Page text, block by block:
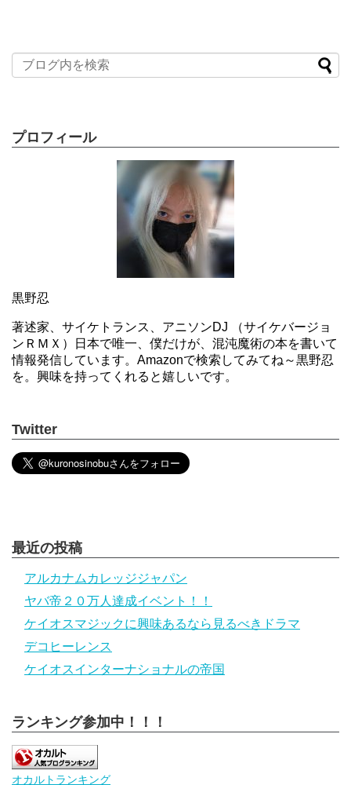
プロフィール
黒野忍
著述家、サイケトランス、アニソンDJ （サイケバージョ
ンＲＭＸ）日本で唯一、僕だけが、混沌魔術の本を書いて
情報発信しています。Amazonで検索してみてね～黒野忍
を。興味を持ってくれると嬉しいです。
Twitter
最近の投稿
アルカナムカレッジジャパン
ヤバ帝２０万人達成イベント！！
ケイオスマジックに興味あるなら見るべきドラマ
デコヒーレンス
ケイオスインターナショナルの帝国
ランキング参加中！！！
オカルトランキング